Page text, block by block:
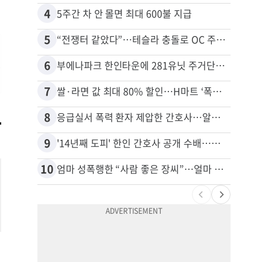
4 5주간 차 안 몰면 최대 600불 지급
5 “전쟁터 같았다”…테슬라 충돌로 OC 주택 4채 파손
6 부에나파크 한인타운에 281유닛 주거단지 들어선다
7 쌀·라면 값 최대 80% 할인…H마트 ‘폭탄 세일’
8 응급실서 폭력 환자 제압한 간호사…알고 보니
9 '14년째 도피' 한인 간호사 공개 수배…메디케어 사기 유죄
10 엄마 성폭행한 “사람 좋은 장씨”…얼마 뒤 딸 배도 불러왔다